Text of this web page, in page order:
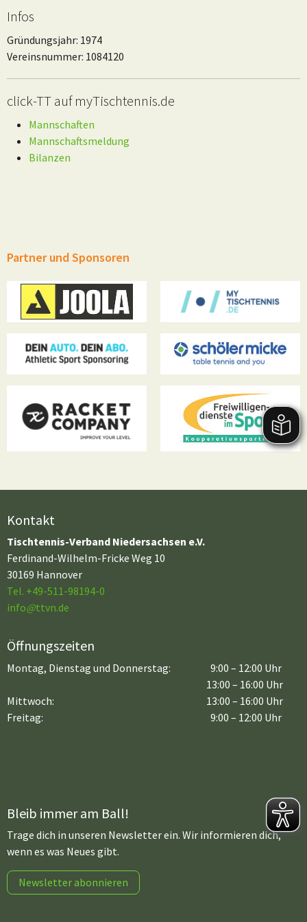
Infos
Gründungsjahr: 1974
Vereinsnummer: 1084120
click-TT auf myTischtennis.de
Mannschaften
Mannschaftsmeldung
Bilanzen
Partner und Sponsoren
Kontakt
Tischtennis-Verband Niedersachsen e.V.
Ferdinand-Wilhelm-Fricke Weg 10
30169 Hannover
Tel. +49-511-98194-0
info@ttvn.de
Öffnungszeiten
Montag, Dienstag und Donnerstag:
9:00 – 12:00 Uhr
13:00 – 16:00 Uhr
Mittwoch:
Freitag:
13:00 – 16:00 Uhr
9:00 – 12:00 Uhr
Bleib immer am Ball!
Trage dich in unseren Newsletter ein. Wir informieren dich,
wenn es was Neues gibt.
Newsletter abonnieren